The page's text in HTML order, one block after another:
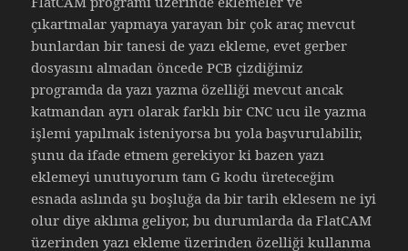
çıkartmalar yapmaya yarayan bir çok araç mevcut
bunlardan bir tanesi de yazı ekleme, evet gerber
dosyasını almadan öncede PCB çizdiğimiz
programda da yazı yazma özelliği mevcut ancak
katmandan ayrı olarak farklı bir CNC ucu ile yazma
işlemi yapılmak isteniyorsa bu yola başvurulabilir,
şunu da ifade etmem gerekiyor ki bazen yazı
eklemeyi unutuyorum tam G kodu üreteceğim
esnada aslında şu boşluğa da bir tarih eklesem ne iyi
olur diye aklıma geliyor, bu durumlarda da FlatCAM
üzerinden yazı ekleme üzerinden özelliği kullanma